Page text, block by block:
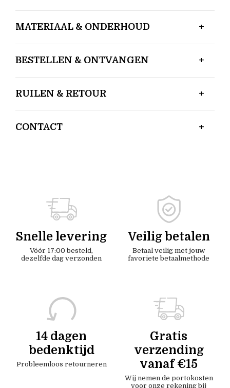
MATERIAAL & ONDERHOUD
BESTELLEN & ONTVANGEN
RUILEN & RETOUR
CONTACT
Snelle levering
Vóór 17:00 besteld,
dezelfde dag verzonden
Veilig betalen
Betaal veilig met jouw
favoriete betaalmethode
14 dagen
bedenktijd
Probleemloos retourneren
Gratis
verzending
vanaf €15
Wij nemen de portokosten
voor onze rekening bij